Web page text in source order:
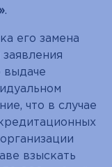
.
его замена
выдаче
что в случае
взыскать